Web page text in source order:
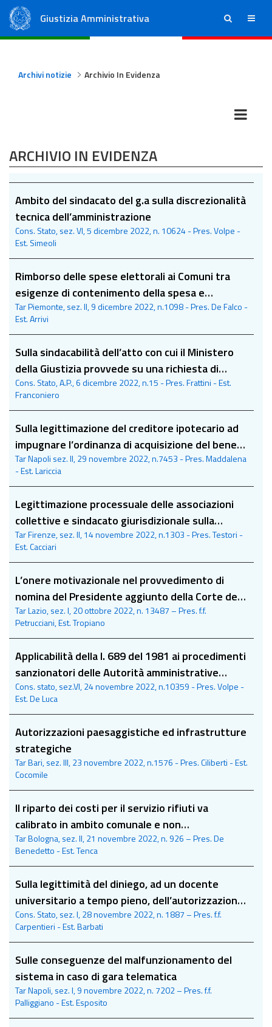
Giustizia Amministrativa ricerca menu
Archivi notizie Archivio In Evidenza
ARCHIVIO IN EVIDENZA
Ambito del sindacato del g.a sulla discrezionalità
tecnica dell’amministrazione
Cons. Stato, sez. VI, 5 dicembre 2022, n. 10624 - Pres. Volpe -
Est. Simeoli
Rimborso delle spese elettorali ai Comuni tra
esigenze di contenimento della spesa e
garanzie partecipative
Tar Piemonte, sez. II, 9 dicembre 2022, n.1098 - Pres. De Falco -
Est. Arrivi
Sulla sindacabilità dell’atto con cui il Ministero
della Giustizia provvede su una richiesta di
assistenza giudiziaria formulata da uno Stato
estero
Cons. Stato, A.P., 6 dicembre 2022, n.15 - Pres. Frattini - Est.
Franconiero
Sulla legittimazione del creditore ipotecario ad
impugnare l’ordinanza di acquisizione del bene
del debitore al patrimonio del Comune
Tar Napoli sez. II, 29 novembre 2022, n.7453 - Pres. Maddalena
- Est. Lariccia
Legittimazione processuale delle associazioni
collettive e sindacato giurisdizionale sulla
discrezionalità tecnica
Tar Firenze, sez. II, 14 novembre 2022, n.1303 - Pres. Testori -
Est. Cacciari
L’onere motivazionale nel provvedimento di
nomina del Presidente aggiunto della Corte dei
conti
Tar Lazio, sez. I, 20 ottobre 2022, n. 13487 – Pres. f.f.
Petrucciani, Est. Tropiano
Applicabilità della l. 689 del 1981 ai procedimenti
sanzionatori delle Autorità amministrative
indipendenti
Cons. stato, sez.VI, 24 novembre 2022, n.10359 - Pres. Volpe -
Est. De Luca
Autorizzazioni paesaggistiche ed infrastrutture
strategiche
Tar Bari, sez. III, 23 novembre 2022, n.1576 - Pres. Ciliberti - Est.
Cocomile
Il riparto dei costi per il servizio rifiuti va
calibrato in ambito comunale e non
sovracomunale
Tar Bologna, sez. II, 21 novembre 2022, n. 926 – Pres. De
Benedetto - Est. Tenca
Sulla legittimità del diniego, ad un docente
universitario a tempo pieno, dell’autorizzazione
a svolgere l’incarico di presidente di una
fondazione
Cons. Stato, sez. I, 28 novembre 2022, n. 1887 – Pres. f.f.
Carpentieri - Est. Barbati
Sulle conseguenze del malfunzionamento del
sistema in caso di gara telematica
Tar Napoli, sez. I, 9 novembre 2022, n. 7202 – Pres. f.f.
Palliggiano - Est. Esposito